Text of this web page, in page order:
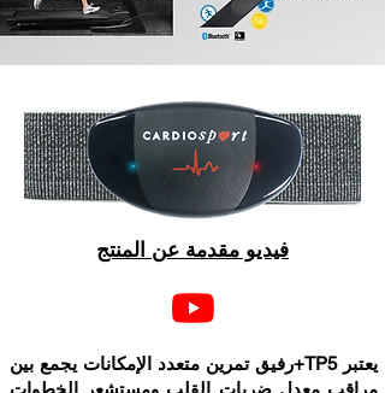
فيديو مقدمة عن المنتج
يعتبر TP5+رفيق تمرين متعدد الإمكانات يجمع بين
مراقب معدل ضربات القلب ومستشعر الخطوات